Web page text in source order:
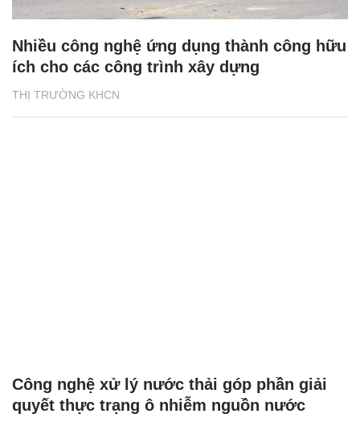
THỊ TRƯỜNG KHCN
Nhiều công nghệ ứng dụng thành công hữu
ích cho các công trình xây dựng
Công nghệ xử lý nước thải góp phần giải
quyết thực trạng ô nhiễm nguồn nước